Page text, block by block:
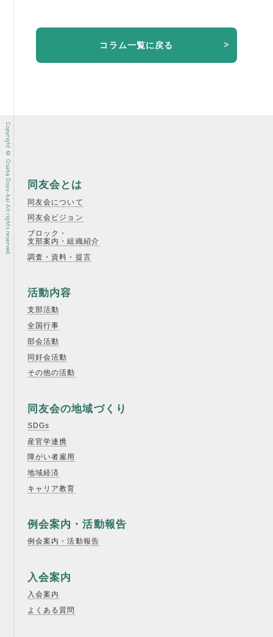
コラム一覧に戻る
同友会とは
同友会について
同友会ビジョン
ブロック・
支部案内・組織紹介
調査・資料・提言
活動内容
支部活動
全国行事
部会活動
同好会活動
その他の活動
同友会の地域づくり
SDGs
産官学連携
障がい者雇用
地域経済
キャリア教育
例会案内・活動報告
例会案内・活動報告
入会案内
入会案内
よくある質問
Copyright © Osaka Doyu-kai All rights reserved.